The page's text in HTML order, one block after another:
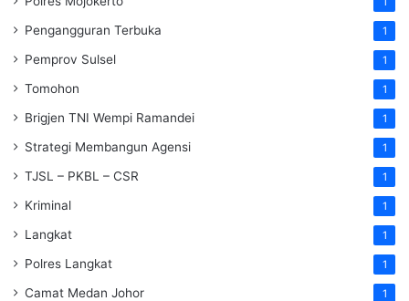
Pengangguran Terbuka 1
Pemprov Sulsel 1
Tomohon 1
Brigjen TNI Wempi Ramandei 1
Strategi Membangun Agensi 1
TJSL – PKBL – CSR 1
Kriminal 1
Langkat 1
Polres Langkat 1
Camat Medan Johor 1